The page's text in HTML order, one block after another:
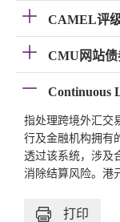
CAMEL评
CMU网站
Continuous
指处理跨境外汇交
行及金融机构拥有
透过该系统，涉及
消除结算风险。港
打印